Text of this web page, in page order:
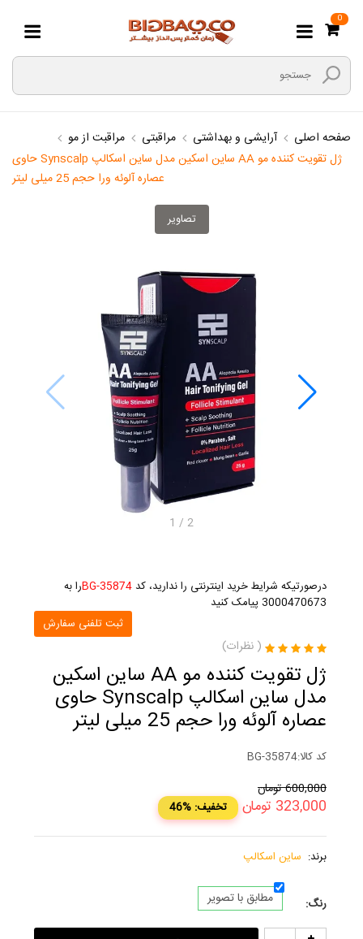
0
صفحه اصلی آرایشی و بهداشتی مراقبتی
مراقبت از مو
ژل تقویت کننده مو AA ساین اسکین مدل ساین اسکالپ Synscalp حاوی
عصاره آلوئه ورا حجم 25 میلی لیتر
تصاویر
1 / 2
درصورتیکه شرایط خرید اینترنتی را ندارید، کد BG-35874را به
3000470673 پیامک کنید
ثبت تلفنی سفارش
( نظرات)
ژل تقویت کننده مو AA ساین اسکین
مدل ساین اسکالپ Synscalp حاوی
عصاره آلوئه ورا حجم 25 میلی لیتر
کد کالا:BG-35874
600,000تومان
323,000 تومان 46% :تخفیف
برند: ساین اسکالپ
رنگ: مطابق با تصویر